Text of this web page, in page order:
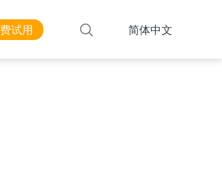
试用 简体中文